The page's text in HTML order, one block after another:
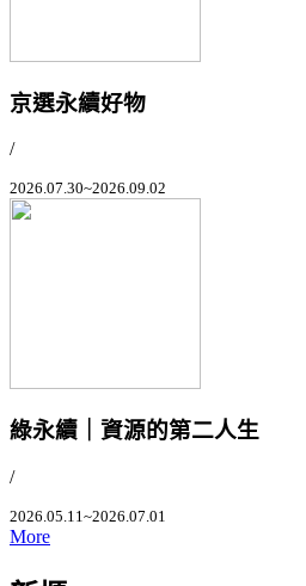
京選永續好物
/
2026.07.30~2026.09.02
綠永續｜資源的第二人生
/
2026.05.11~2026.07.01
More